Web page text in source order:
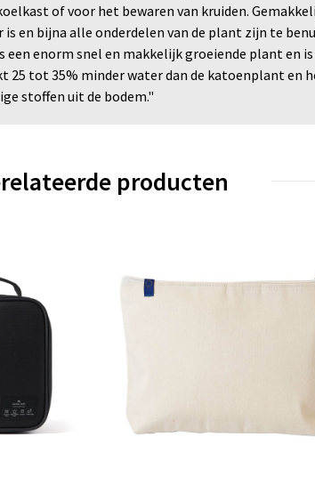
of voor het bewaren van kruiden.
en bijna alle onderdelen van de plant zijn te
enorm snel en makkelijk groeiende plant en
tot 35% minder water dan de katoenplant en
stoffen uit de bodem."
producten